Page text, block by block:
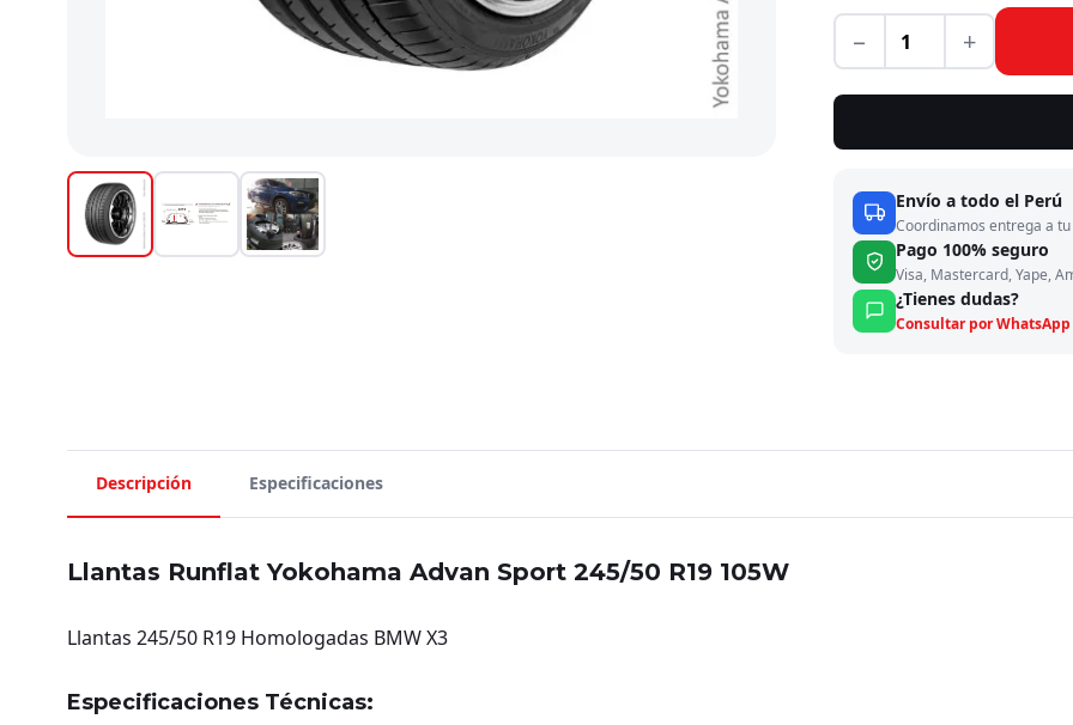
− +
Envío a todo el Perú
Coordinamos entrega a
Pago 100% seguro
Visa, Mastercard, Yape,
¿Tienes dudas?
Consultar por
Descripción Especificaciones
Llantas Runflat Yokohama Advan Sport 245/50 R19 105W
Llantas 245/50 R19 Homologadas BMW X3
Especificaciones Técnicas: